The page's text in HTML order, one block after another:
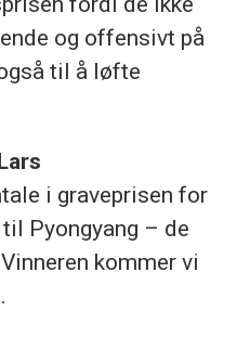
og offensivt på
til å løfte
i graveprisen for
Pyongyang – de
kommer vi